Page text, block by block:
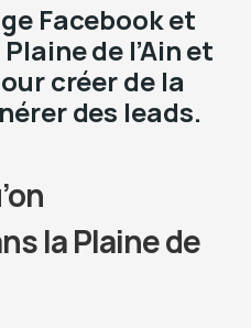
Facebook et
de l’Ain et
créer de la
des leads.
la Plaine de